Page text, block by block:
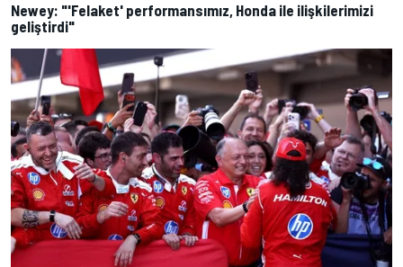
Newey: "'Felaket' performansımız, Honda ile ilişkilerimizi
geliştirdi"